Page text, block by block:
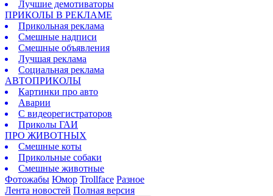
Лучшие демотиваторы
ПРИКОЛЫ В РЕКЛАМЕ
Прикольная реклама
Смешные надписи
Смешные объявления
Лучшая реклама
Социальная реклама
АВТОПРИКОЛЫ
Картинки про авто
Аварии
С видеорегистраторов
Приколы ГАИ
ПРО ЖИВОТНЫХ
Смешные коты
Прикольные собаки
Смешные животные
Фотожабы Юмор Trollface Разное
Лента новостей Полная версия